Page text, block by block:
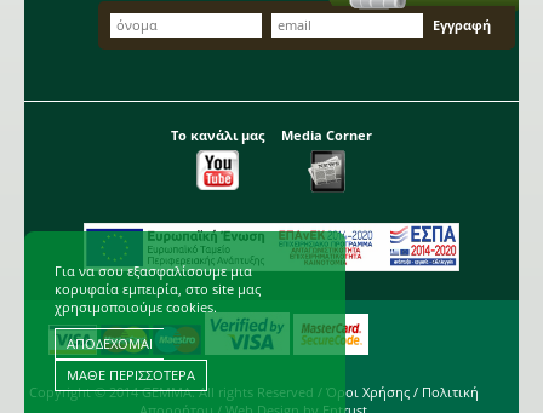
Το κανάλι μας Media Corner
Copyright © 2014 GEMMA. All rights Reserved / Όροι Χρήσης/ Πολιτική
Για να σου εξασφαλίσουμε μια
κορυφαία εμπειρία, στο site μας
χρησιμοποιούμε cookies.
ΑΠΟΔΕΧΟΜΑΙ
ΜΑΘΕ ΠΕΡΙΣΣΟΤΕΡΑ